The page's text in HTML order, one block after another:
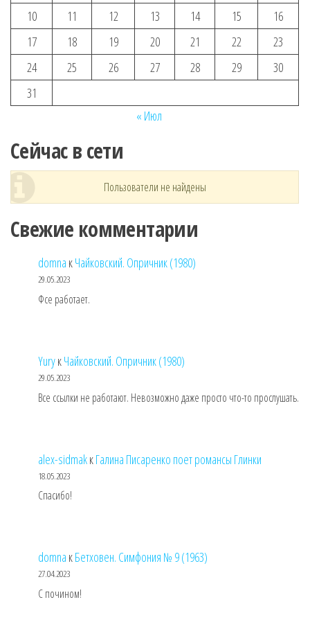
10
11 12 13 14 15
16
17
18 19 20 21 22
23
24
25 26 27 28 29
30
31
« Июл
Сейчас в сети
Пользователи не найдены
Свежие комментарии
domna кЧайковский. Опричник (1980)
29.05.2023
Фсе работает.
YuryкЧайковский. Опричник (1980)
29.05.2023
Все ссылки не работают. Невозможно даже просто что-то прослушать.
alex-sidmakкГалина Писаренко поет романсы Глинки
18.05.2023
Спасибо!
domna кБетховен. Симфония № 9 (1963)
27.04.2023
С почином!